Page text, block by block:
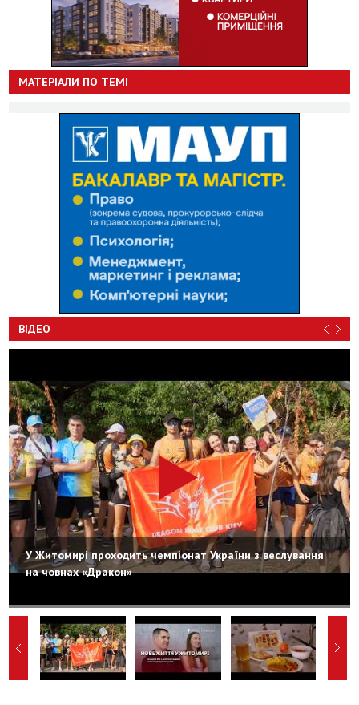
МАТЕРІАЛИ ПО ТЕМІ
ВІДЕО
У Житомирі проходить чемпіонат України з веслування
на човнах «Дракон»